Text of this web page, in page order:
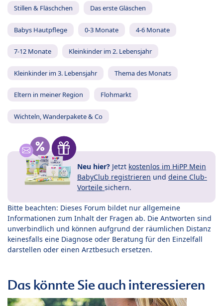
Stillen & Fläschchen Das erste Gläschen
Babys Hautpflege 0-3 Monate 4-6 Monate
7-12 Monate Kleinkinder im 2. Lebensjahr
Kleinkinder im 3. Lebensjahr Thema des Monats
Eltern in meiner Region Flohmarkt
Wichteln, Wanderpakete & Co
Neu hier? Jetzt kostenlos im HiPP Mein
BabyClub registrieren und deine Club-
Vorteile sichern.
Bitte beachten: Dieses Forum bildet nur allgemeine
Informationen zum Inhalt der Fragen ab. Die Antworten sind
unverbindlich und können aufgrund der räumlichen Distanz
keinesfalls eine Diagnose oder Beratung für den Einzelfall
darstellen oder einen Arztbesuch ersetzen.
Das könnte Sie auch interessieren